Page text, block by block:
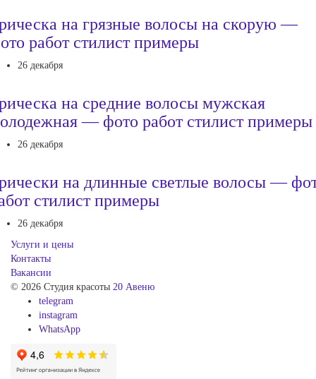
на грязные волосы на скорую —
работ стилист примеры
26 декабря
на средние волосы мужская
— фото работ стилист примеры
26 декабря
на длинные светлые волосы —
стилист примеры
26 декабря
Услуги и цены
Контакты
Вакансии
© 2026 Студия красоты 20 Авеню
telegram
instagram
WhatsApp